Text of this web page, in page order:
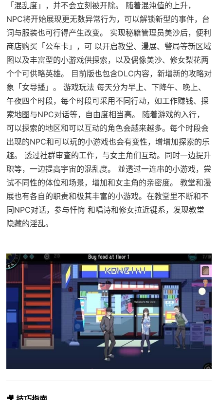
「混乱度」，并不会立刻被开除。 随着混沌值的上升，
NPC将开始展现更无数异常行为，可以解锁新型的事件，台
词与服装也可行得产生改变。 实现秘籍管理员美沙后，便利
商店购买「公车卡」，可 以开启教堂、漫展、警局等新区域
图以及丰富型的小游戏供探索，以及偶像美沙、修女梨花两
个个可供略英雄。 目前版也包含DLC内容，新增新的攻略对
象「女导播」。 游戏玩法 每天分为早上、下降午、晚上、
午夜四个时段，每个时段可采用不同行动，如工作赚钱、探
索地图与NPC对话等，自由度相当高。 随着游戏的入行，
可以探索的地区和可以互动的角色会越来越多。每个时段会
出现的NPC和可以玩的小游戏也会有变性，增增加探索的乐
趣。 透过社群审查的工作，与女主角们互动。同时一边提升
职等，一边提高宇宙的混乱度。 並透过一连串的小游戏，尝
试不同性的体位和场景，增加和女主角的亲密度。 教堂和漫
展也有各自的职责和极其丰富的小游戏。在教堂里不断和不
同NPC对话，参与忏悔 和唱诗和修女拉近键系，发现教堂
隐藏的淫乱。